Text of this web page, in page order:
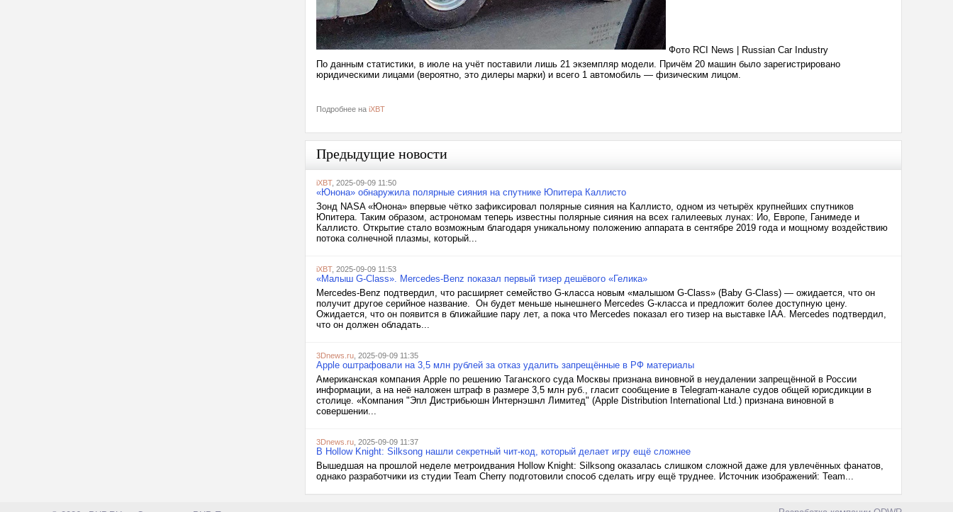
Фото RCI News | Russian Car Industry
По данным статистики, в июле на учёт поставили лишь 21 экземпляр модели. Причём 20 машин было зарегистрировано
юридическими лицами (вероятно, это дилеры марки) и всего 1 автомобиль — физическим лицом.
Подробнее на iXBT
Предыдущие новости
iXBT, 2025-09-09 11:50
«Юнона» обнаружила полярные сияния на спутнике Юпитера Каллисто
Зонд NASA «Юнона» впервые чётко зафиксировал полярные сияния на Каллисто, одном из четырёх крупнейших спутников
Юпитера. Таким образом, астрономам теперь известны полярные сияния на всех галилеевых лунах: Ио, Европе, Ганимеде и
Каллисто. Открытие стало возможным благодаря уникальному положению аппарата в сентябре 2019 года и мощному воздействию
потока солнечной плазмы, который...
iXBT, 2025-09-09 11:53
«Малыш G-Class». Mercedes-Benz показал первый тизер дешёвого «Гелика»
Mercedes-Benz подтвердил, что расширяет семейство G-класса новым «малышом G-Class» (Baby G-Class) — ожидается, что он
получит другое серийное название. Он будет меньше нынешнего Mercedes G-класса и предложит более доступную цену.
Ожидается, что он появится в ближайшие пару лет, а пока что Mercedes показал его тизер на выставке IAA. Mercedes подтвердил,
что он должен обладать...
3Dnews.ru , 2025-09-09 11:35
Apple оштрафовали на 3,5 млн рублей за отказ удалить запрещённые в РФ материалы
Американская компания Apple по решению Таганского суда Москвы признана виновной в неудалении запрещённой в России
информации, а на неё наложен штраф в размере 3,5 млн руб., гласит сообщение в Telegram-канале судов общей юрисдикции в
столице. «Компания "Эпл Дистрибьюшн Интернэшнл Лимитед" (Apple Distribution International Ltd.) признана виновной в
совершении...
3Dnews.ru , 2025-09-09 11:37
В Hollow Knight: Silksong нашли секретный чит-код, который делает игру ещё сложнее
Вышедшая на прошлой неделе метроидвания Hollow Knight: Silksong оказалась слишком сложной даже для увлечённых фанатов,
однако разработчики из студии Team Cherry подготовили способ сделать игру ещё труднее. Источник изображений: Team...